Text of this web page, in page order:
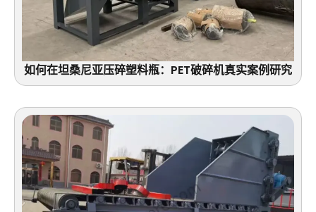
如何在坦桑尼亚压碎塑料瓶：PET破碎机真实案例研究